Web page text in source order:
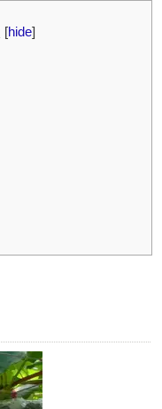
[hide]